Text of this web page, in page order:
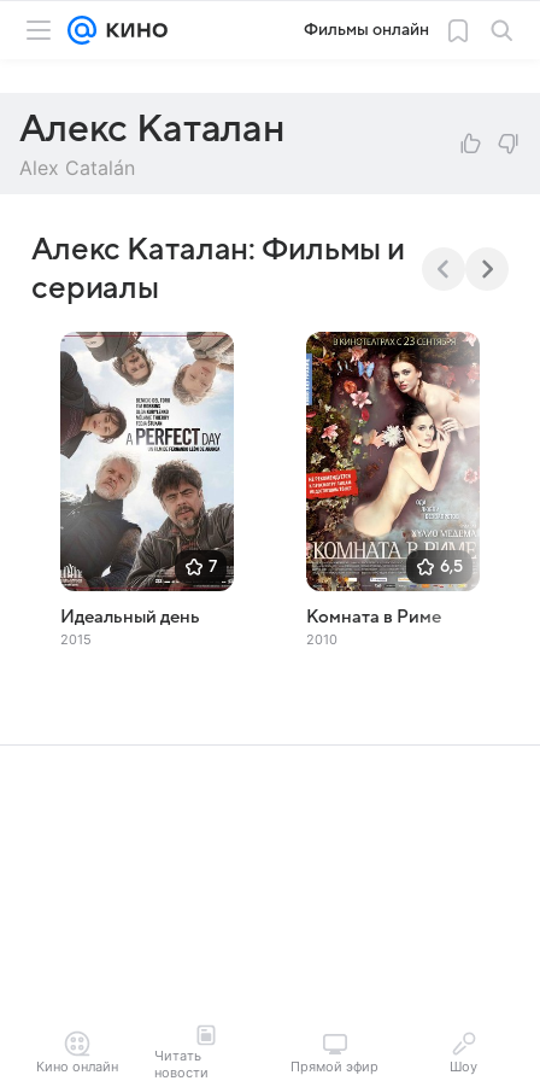
Фильмы онлайн
Алекс Каталан
Alex Catalán
Алекс Каталан: Фильмы и
сериалы
7
Идеальный день
2015
6,5
Комната в Риме
2010
Кино онлайн
Читать
новости
Прямой эфир Шоу